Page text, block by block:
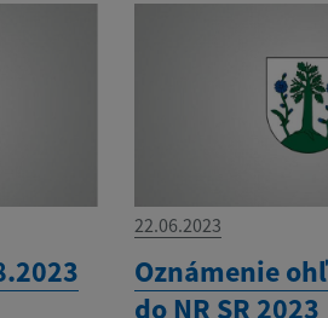
22.06.2023
Oznámenie
do NR SR 2023